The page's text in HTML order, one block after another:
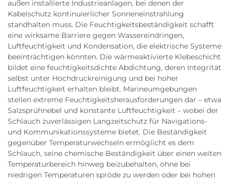
außen installierte Industrieanlagen, bei denen der
Kabelschutz kontinuierlicher Sonneneinstrahlung
standhalten muss. Die Feuchtigkeitsbeständigkeit schafft
eine wirksame Barriere gegen Wassereindringen,
Luftfeuchtigkeit und Kondensation, die elektrische Systeme
beeinträchtigen könnten. Die wärmeaktivierte Klebeschicht
bildet eine feuchtigkeitsdichte Abdichtung, deren Integrität
selbst unter Hochdruckreinigung und bei hoher
Luftfeuchtigkeit erhalten bleibt. Marineumgebungen
stellen extreme Feuchtigkeitsherausforderungen dar – etwa
Salzsprühnebel und konstante Luftfeuchtigkeit – wobei der
Schlauch zuverlässigen Langzeitschutz für Navigations-
und Kommunikationssysteme bietet. Die Beständigkeit
gegenüber Temperaturwechseln ermöglicht es dem
Schlauch, seine chemische Beständigkeit über einen weiten
Temperaturbereich hinweg beizubehalten, ohne bei
niedrigen Temperaturen spröde zu werden oder bei hohen